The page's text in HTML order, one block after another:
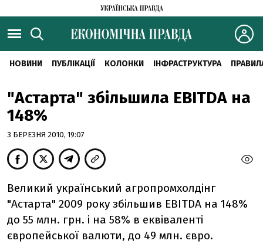
НОВИНИ ПУБЛІКАЦІЇ КОЛОНКИ ІНФРАСТРУКТУРА
"Астарта" збільшила EBITDA на
148%
3 БЕРЕЗНЯ 2010, 19:07
Великий український агропромхолдінг
"Астарта" 2009 року збільшив EBITDA на 148%
до 55 млн. грн. і на 58% в еквіваленті
європейської валюти, до 49 млн. євро.